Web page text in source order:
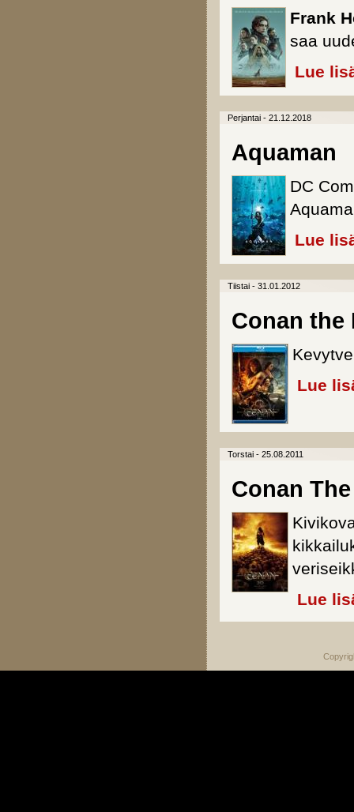
Frank
saa
Lue
Perjantai - 21.12.2018
Aquaman
DC
Lue
Tiistai - 31.01.2012
Conan the
Lue
Torstai - 25.08.2011
Conan
Lue